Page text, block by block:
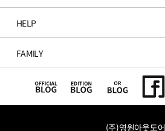
HELP
FAMILY
(주)영원아웃도어